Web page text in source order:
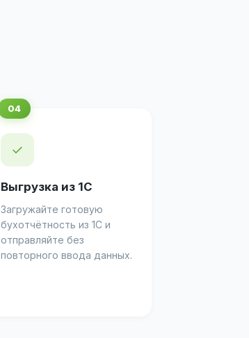
✓
Выгрузка из 1С
Загружайте готовую
бухотчётность из 1С и
отправляйте без
повторного ввода данных.